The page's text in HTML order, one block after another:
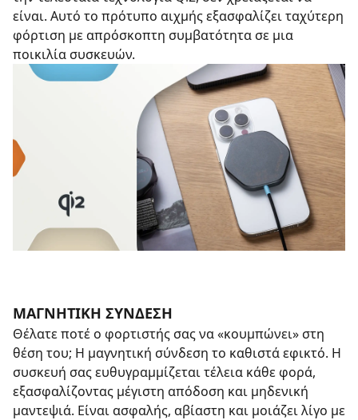
είναι. Αυτό το πρότυπο αιχμής εξασφαλίζει ταχύτερη
φόρτιση με απρόσκοπτη συμβατότητα σε μια
ποικιλία συσκευών.
ΜΑΓΝΗΤΙΚΉ ΣΎΝΔΕΣΗ
Θέλατε ποτέ ο φορτιστής σας να «κουμπώνει» στη
θέση του; Η μαγνητική σύνδεση το καθιστά εφικτό. Η
συσκευή σας ευθυγραμμίζεται τέλεια κάθε φορά,
εξασφαλίζοντας μέγιστη απόδοση και μηδενική
μαντεψιά. Είναι ασφαλής, αβίαστη και μοιάζει λίγο με